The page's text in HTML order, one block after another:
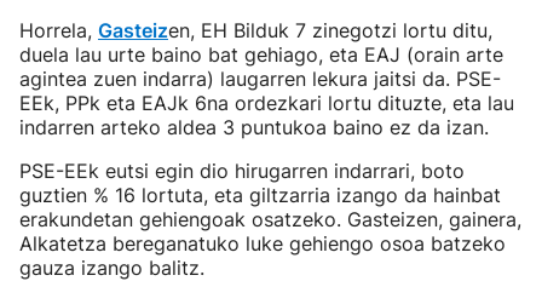
Horrela, Gasteizen, EH Bilduk 7 zinegotzi lortu ditu,
duela lau urte baino bat gehiago, eta EAJ (orain arte
agintea zuen indarra) laugarren lekura jaitsi da. PSE-
EEk, PPk eta EAJk 6na ordezkari lortu dituzte, eta lau
indarren arteko aldea 3 puntukoa baino ez da izan.
PSE-EEk eutsi egin dio hirugarren indarrari, boto
guztien % 16 lortuta, eta giltzarria izango da hainbat
erakundetan gehiengoak osatzeko. Gasteizen, gainera,
Alkatetza bereganatuko luke gehiengo osoa batzeko
gauza izango balitz.